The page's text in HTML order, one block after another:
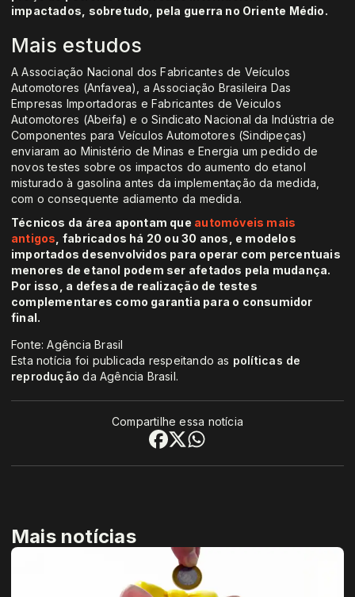
impactados, sobretudo, pela guerra no Oriente Médio.
Mais estudos
A Associação Nacional dos Fabricantes de Veículos
Automotores (Anfavea), a Associação Brasileira Das
Empresas Importadoras e Fabricantes de Veiculos
Automotores (Abeifa) e o Sindicato Nacional da Indústria de
Componentes para Veículos Automotores (Sindipeças)
enviaram ao Ministério de Minas e Energia um pedido de
novos testes sobre os impactos do aumento do etanol
misturado à gasolina antes da implementação da medida,
com o consequente adiamento da medida.
Técnicos da área apontam que automóveis mais
antigos , fabricados há 20 ou 30 anos, e modelos
importados desenvolvidos para operar com percentuais
menores de etanol podem ser afetados pela mudança.
Por isso, a defesa de realização de testes
complementares como garantia para o consumidor
final.
Fonte: Agência Brasil
Esta notícia foi publicada respeitando as políticas de
reprodução da Agência Brasil.
Compartilhe essa notícia
Mais notícias